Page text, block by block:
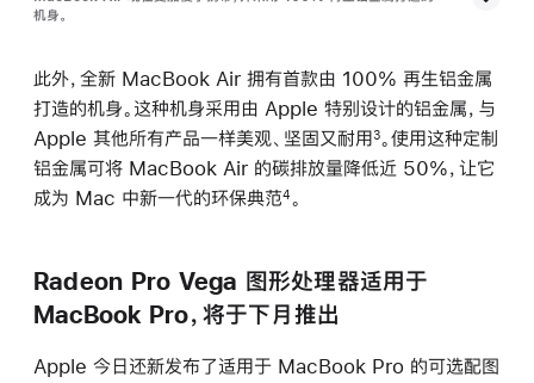
机身。
此外，全新 MacBook Air 拥有首款由 100% 再生铝金属
打造的机身。这种机身采用由 Apple 特别设计的铝金属，与
Apple 其他所有产品一样美观、坚固又耐用 3 。使用这种定制
铝金属可将 MacBook Air 的碳排放量降低近 50%，让它
成为 Mac 中新一代的环保典范4 。
Radeon Pro Vega 图形处理器适用于
MacBook Pro，将于下月推出
Apple 今日还新发布了适用于 MacBook Pro 的可选配图